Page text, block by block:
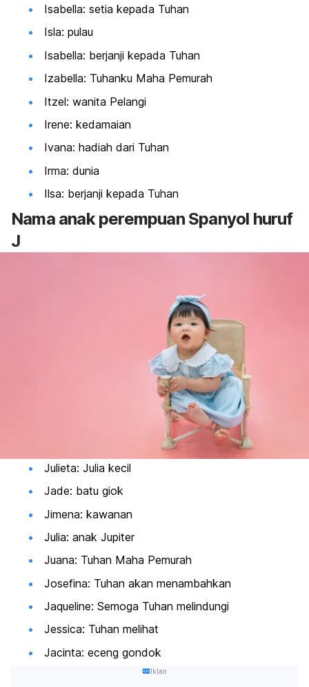
Isabella: setia kepada Tuhan
Isla: pulau
Isabella: berjanji kepada Tuhan
Izabella: Tuhanku Maha Pemurah
Itzel: wanita Pelangi
Irene: kedamaian
Ivana: hadiah dari Tuhan
Irma: dunia
Ilsa: berjanji kepada Tuhan
Namaanak perempuan Spanyol huruf
J
Julieta: Julia kecil
Jade: batu giok
Jimena: kawanan
Julia: anak Jupiter
Juana: Tuhan Maha Pemurah
Josefina: Tuhan akan menambahkan
Jaqueline: Semoga Tuhan melindungi
Jessica: Tuhan melihat
Jacinta: eceng gondok
Iklan